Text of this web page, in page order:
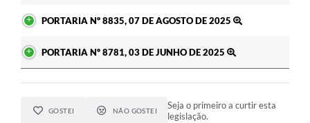
PORTARIA Nº 8835, 07 DE AGOSTO DE 2025
PORTARIA Nº 8781, 03 DE JUNHO DE 2025
GOSTEI NÃO GOSTEI
Seja o primeiro a curtir esta
legislação.